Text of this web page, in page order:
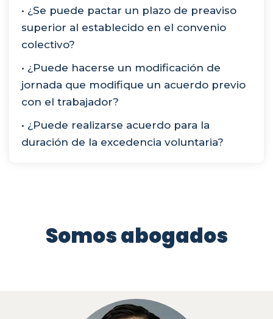
• ¿Se puede pactar un plazo de preaviso
superior al establecido en el convenio
colectivo?
• ¿Puede hacerse un modificación de
jornada que modifique un acuerdo previo
con el trabajador?
• ¿Puede realizarse acuerdo para la
duración de la excedencia voluntaria?
Somos abogados